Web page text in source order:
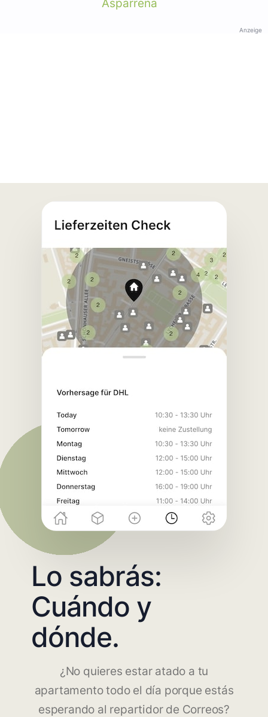
Asparrena
Anzeige
Lo sabrás:
Cuándo y
dónde.
¿No quieres estar atado a tu
apartamento todo el día porque estás
esperando al repartidor de Correos?